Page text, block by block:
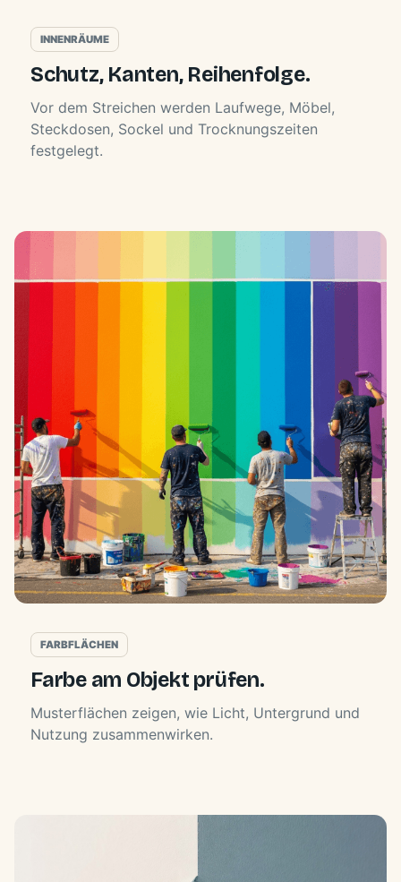
INNENRÄUME
Schutz, Kanten, Reihenfolge.
Vor dem Streichen werden Laufwege, Möbel,
Steckdosen, Sockel und Trocknungszeiten
festgelegt.
FARBFLÄCHEN
Farbe am Objekt prüfen.
Musterflächen zeigen, wie Licht, Untergrund und
Nutzung zusammenwirken.